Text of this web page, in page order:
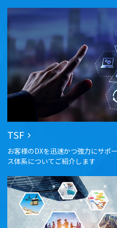
TSF
お客様のDXを迅速かつ強力にサポ
ス体系についてご紹介します